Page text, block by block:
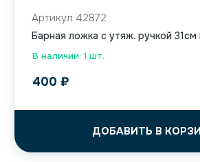
В наличии: 1 шт.
Артикул 42872
Барная ложка с утяж. ручкой 31см
400 ₽
ДОБАВИТЬ В